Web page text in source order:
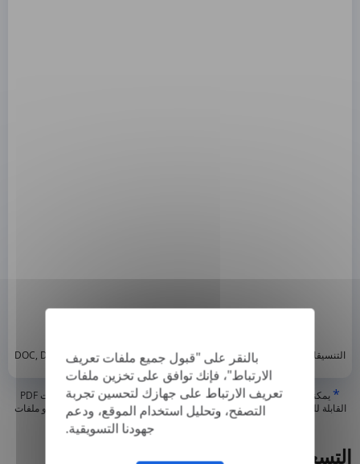
بالنقر على "قبول جميع ملفات تعريف
الارتباط"، فإنك توافق على تخزين ملفات
تعريف الارتباط على جهازك لتحسين تجربة
التصفح، وتحليل استخدام الموقع، ودعم
جهودنا التسويقية.
التنسيقات المدعومة: DOC, DOCX, ODT, PDF *, CSV, PPTX, XLSX, XLS, RTF, TXT
*
يمكننا فقط ترجمة ملفات PDF "الحقيقية" أو التي تم إنشاؤها رقميًا وملفات PDF
القابلة للبحث، ولكن لا يمكننا ترجمة ملفات PDF "المحتوية على صورة فقط" أو ملفات
PDF الممسوحة ضوئيًا
التسعير